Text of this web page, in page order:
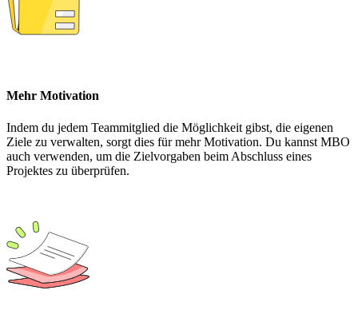
Mehr Motivation
Indem du jedem Teammitglied die Möglichkeit gibst, die eigenen
Ziele zu verwalten, sorgt dies für mehr Motivation. Du kannst MBO
auch verwenden, um die Zielvorgaben beim Abschluss eines
Projektes zu überprüfen.